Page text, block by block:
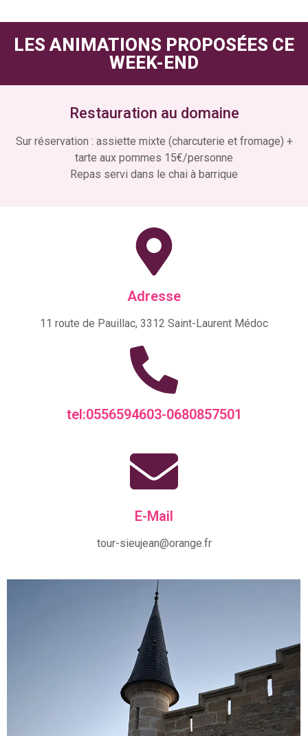
LES ANIMATIONS PROPOSÉES CE
WEEK-END
Restauration au domaine
Sur réservation : assiette mixte (charcuterie et fromage) +
tarte aux pommes 15€/personne
Repas servi dans le chai à barrique
Adresse
11 route de Pauillac, 3312 Saint-Laurent Médoc
tel:0556594603-0680857501
E-Mail
tour-sieujean@orange.fr